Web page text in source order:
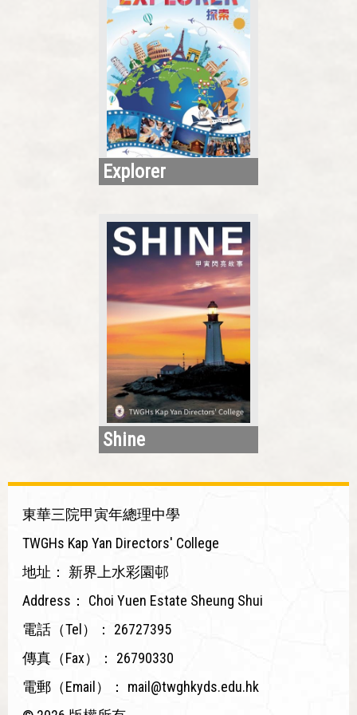
Explorer
Shine
東華三院甲寅年總理中學
TWGHs Kap Yan Directors' College
地址：
新界上水彩園邨
Address：
Choi Yuen Estate Sheung Shui
電話（Tel）：
26727395
傳真（Fax）：
26790330
電郵（Email）：
mail@twghkyds.edu.hk